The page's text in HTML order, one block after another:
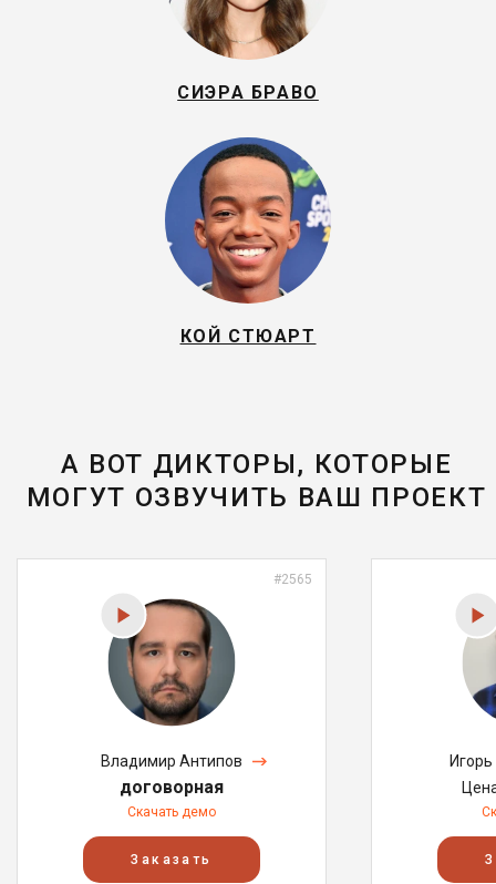
СИЭРА БРАВО
КОЙ СТЮАРТ
А ВОТ ДИКТОРЫ, КОТОРЫЕ
МОГУТ ОЗВУЧИТЬ ВАШ ПРОЕКТ
#2565
Владимир Антипов
договорная
Скачать демо
Заказать